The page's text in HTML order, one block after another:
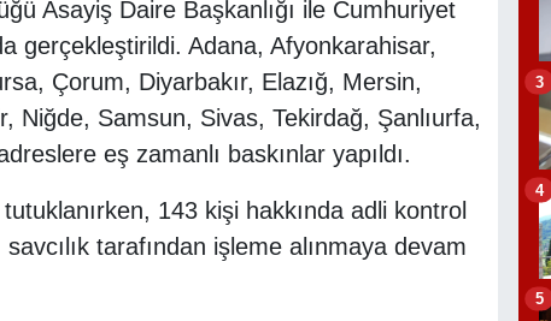
Asayiş Daire Başkanlığı ile Cumhuriyet
gerçekleştirildi. Adana, Afyonkarahisar,
Çorum, Diyarbakır, Elazığ, Mersin,
Niğde, Samsun, Sivas, Tekirdağ, Şanlıurfa,
eş zamanlı baskınlar yapıldı.
143 kişi hakkında adli kontrol
tarafından işleme alınmaya devam
3
4
5